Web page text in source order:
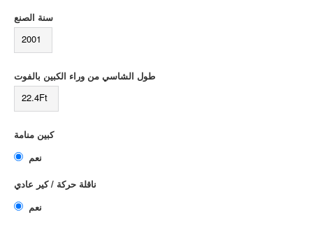
سنة الصنع
2001
طول الشاسي من وراء الكبين بالفوت
22.4Ft
كبين منامة
ناقلة حركة / كير عادي